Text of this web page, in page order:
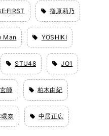
指原莉乃
Man YOSHIKI
STU48 JO1
師 柏木由紀
奈 中居正広